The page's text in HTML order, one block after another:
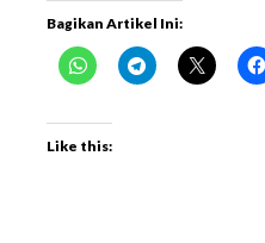
Bagikan Artikel Ini:
Like this: